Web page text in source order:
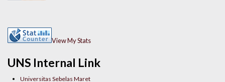
UNS Internal Link
Universitas Sebelas Maret
View My Stats